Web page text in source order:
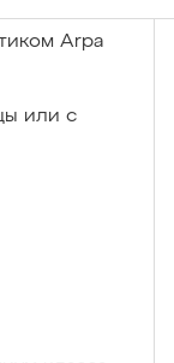
Arpa
или с